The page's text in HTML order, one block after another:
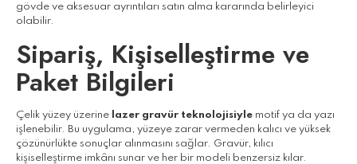
gövde ve aksesuar ayrıntıları satın alma kararında belirleyici
olabilir.
Sipariş, Kişiselleştirme ve
Paket Bilgileri
Çelik yüzey üzerine lazer gravür teknolojisiyle motif ya da yazı
işlenebilir. Bu uygulama, yüzeye zarar vermeden kalıcı ve yüksek
çözünürlükte sonuçlar alınmasını sağlar. Gravür, kılıcı
kişiselleştirme imkânı sunar ve her bir modeli benzersiz kılar.